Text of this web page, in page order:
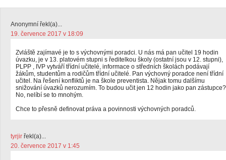
Anonymní řekl(a)...
19. července 2017 v 18:09
Zvláště zajímavé je to s výchovnými poradci. U nás má pan učitel 19 hodin
úvazku, je v 13. platovém stupni s ředitelkou školy (ostatní jsou v 12. stupni),
PLPP , IVP vytváří třídní učitelé, informace o středních školách podávají
žákům, studentům a rodičům třídní učitelé. Pan výchovný poradce není třídní
učitel. Na řešení konfliktů je na škole preventista. Nějak tomu dalšímu
snižování úvazků nerozumím. To budou učit jen 12 hodin jako pan zástupce?
No, nelíbí se to mnohým.
Chce to přesně definovat práva a povinnosti výchovných poradců.
tyrjir řekl(a)...
20. července 2017 v 1:45